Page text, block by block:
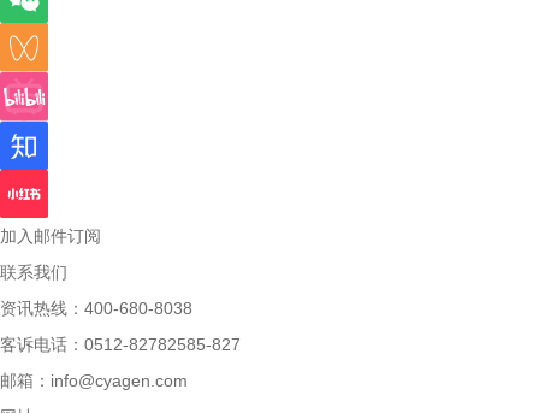
加入邮件订阅
联系我们
资讯热线：400-680-8038
客诉电话：0512-82782585-827
邮箱： info@cyagen.com